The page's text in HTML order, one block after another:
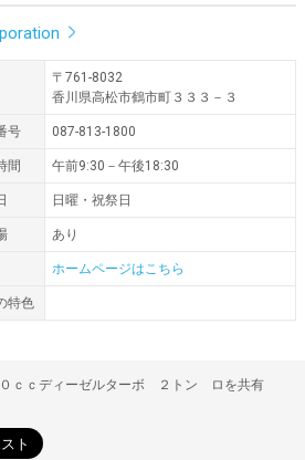
〒761-8032
香川県高松市鶴市町３３３－３
号 087-813-1800
間 午前9:30－午後18:30
日曜・祝祭日
あり
ホームページはこちら
特色
ｃｃディーゼルターボ ２トン ロを共有